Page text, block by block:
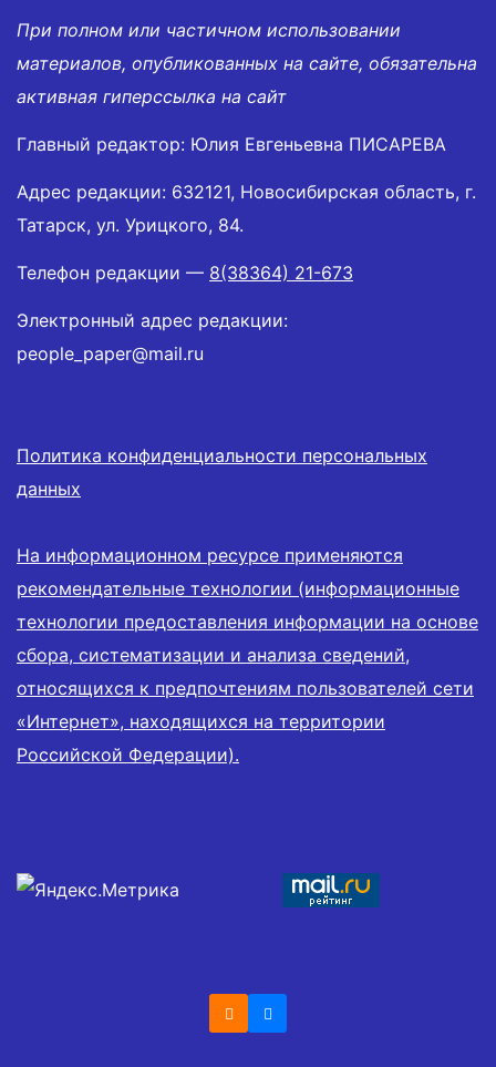
При полном или частичном использовании
материалов, опубликованных на сайте, обязательна
активная гиперссылка на сайт
Главный редактор: Юлия Евгеньевна ПИСАРЕВА
Адрес редакции: 632121, Новосибирская область, г.
Татарск, ул. Урицкого, 84.
Телефон редакции — 8(38364) 21-673
Электронный адрес редакции:
people_paper@mail.ru
Политика конфиденциальности персональных
данных
На информационном ресурсе применяются
рекомендательные технологии (информационные
технологии предоставления информации на основе
сбора, систематизации и анализа сведений,
относящихся к предпочтениям пользователей сети
«Интернет», находящихся на территории
Российской Федерации).